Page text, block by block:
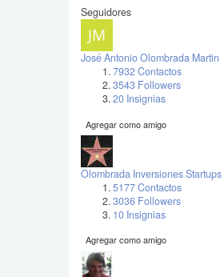
Seguidores
José Antonio Olombrada Martin
7932 Contactos
3543 Followers
20 Insignias
Agregar como amigo
Olombrada Inversiones Startups
5177 Contactos
3036 Followers
10 Insignias
Agregar como amigo